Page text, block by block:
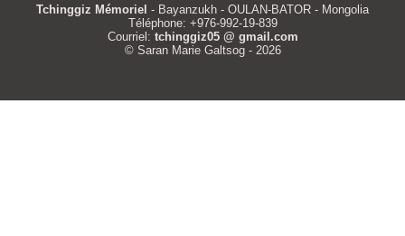
Tchinggiz Mémoriel - Bayanzukh - OULAN-BATOR - Mongolia
Téléphone: +976-992-19-839
Courriel: tchinggiz05 @ gmail.com
© Saran Marie Galtsog - 2026